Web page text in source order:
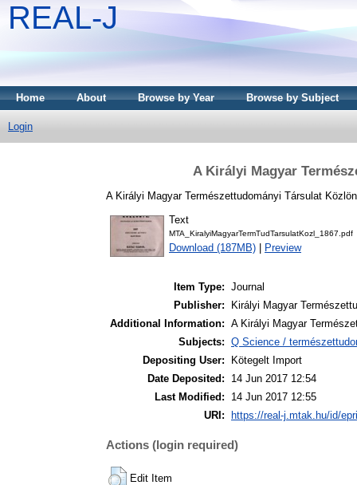
REAL-J
Home About Browse by Year Browse by Subject
Login
A Királyi Magyar
A Királyi Magyar Természettudományi Társulat
Text
MTA_KiralyiMagyarTermTudTarsulatKozl_1867.pdf
Download (187MB) Preview
Item Type: Journal
Publisher:
Királyi Magyar
Additional Information: A Királyi Magyar
Subjects: Q Science /
Depositing User:
Kötegelt Import
Date Deposited:
14 Jun 2017 12:54
Last Modified:
14 Jun 2017 12:55
URI:
https://real-j.mtak.hu/id/
Actions (login required)
Edit Item